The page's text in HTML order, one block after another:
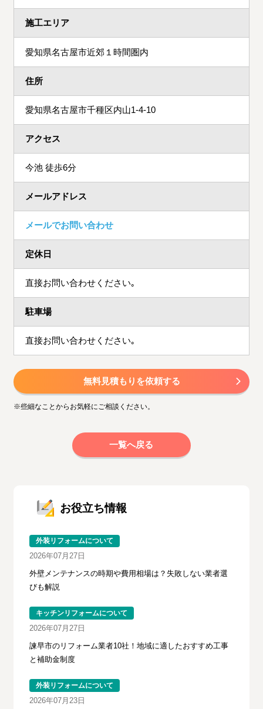
施工エリア
愛知県名古屋市近郊１時間圏内
住所
愛知県名古屋市千種区内山1-4-10
アクセス
今池 徒歩6分
メールアドレス
メールでお問い合わせ
定休日
直接お問い合わせください｡
駐車場
直接お問い合わせください｡
無料見積もりを依頼する
※些細なことからお気軽にご相談ください。
一覧へ戻る
お役立ち情報
外装リフォームについて
2026年07月27日
外壁メンテナンスの時期や費用相場は？失敗しない業者選
びも解説
キッチンリフォームについて
2026年07月27日
諫早市のリフォーム業者10社！地域に適したおすすめ工事
と補助金制度
外装リフォームについて
2026年07月23日